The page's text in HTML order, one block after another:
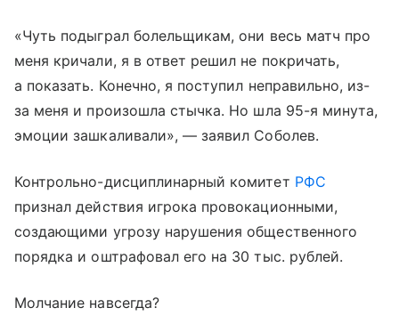
«Чуть подыграл болельщикам, они весь матч про
меня кричали, я в ответ решил не покричать,
а показать. Конечно, я поступил неправильно, из-
за меня и произошла стычка. Но шла 95-я минута,
эмоции зашкаливали», — заявил Соболев.
Контрольно-дисциплинарный комитет РФС
признал действия игрока провокационными,
создающими угрозу нарушения общественного
порядка и оштрафовал его на 30 тыс. рублей.
Молчание навсегда?